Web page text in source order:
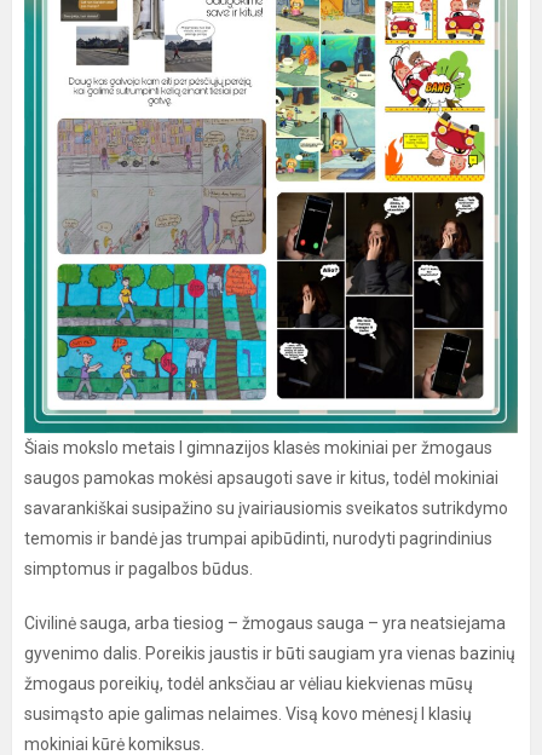
Šiais mokslo metais I gimnazijos klasės mokiniai per žmogaus
saugos pamokas mokėsi apsaugoti save ir kitus, todėl mokiniai
savarankiškai susipažino su įvairiausiomis sveikatos sutrikdymo
temomis ir bandė jas trumpai apibūdinti, nurodyti pagrindinius
simptomus ir pagalbos būdus.
Civilinė sauga, arba tiesiog – žmogaus sauga – yra neatsiejama
gyvenimo dalis. Poreikis jaustis ir būti saugiam yra vienas bazinių
žmogaus poreikių, todėl anksčiau ar vėliau kiekvienas mūsų
susimąsto apie galimas nelaimes. Visą kovo mėnesį I klasių
mokiniai kūrė komiksus.